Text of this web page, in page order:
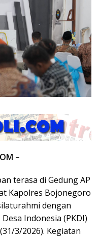
–
terasa di Gedung AP
Kapolres Bojonegoro
dengan
Indonesia (PKDI)
3/2026). Kegiatan